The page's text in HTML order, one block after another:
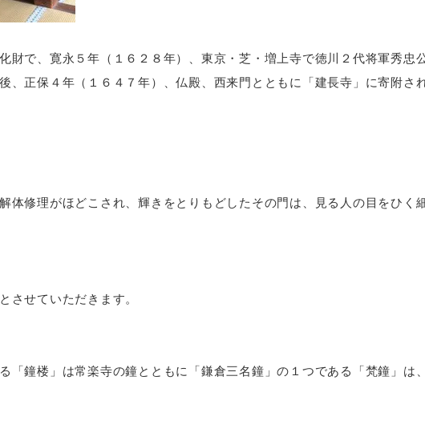
財で、寛永５年（１６２８年）、東京・芝・増上寺で徳川２代将軍秀忠
、正保４年（１６４７年）、仏殿、西来門とともに「建長寺」に寄附さ
体修理がほどこされ、輝きをとりもどしたその門は、見る人の目をひく
させていただきます。
「鐘楼」は常楽寺の鐘とともに「鎌倉三名鐘」の１つである「梵鐘」は